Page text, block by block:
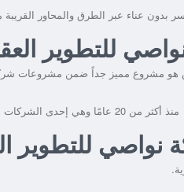
بدون عناء عبر الطرق والمحاور القريبة
للتطوير
هو مشروع مميز جداً ضمن مشروعات
منذ أكثر من 20 عامًا وهي إحدى الشركات التابعة لشركة إنكو ENCO المتخصصة في مجال المقاولات والإنشاءات.
للتطوير